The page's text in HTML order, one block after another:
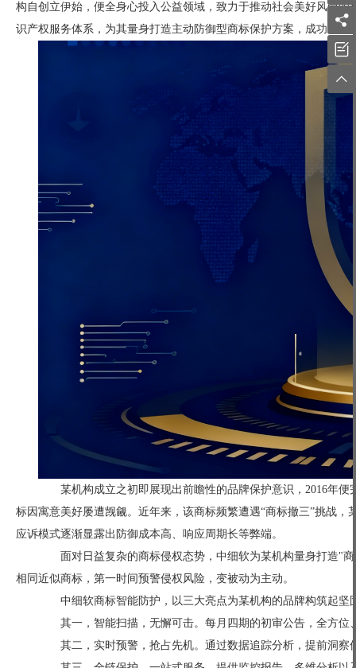
构自创立伊始，便全身心投入公益领域，致力于推动社会美好风尚
识产权服务体系，为其量身打造主动防御型商标保护方案，成功构建
某机构成立之初即展现出前瞻性的品牌保护意识，2016年便
标因寓意美好屡遭觊觎。近年来，该商标频繁遭遇“商标撤三”挑战
应诉模式逐渐显露出防御成本高、响应周期长等弊端。
面对日益复杂的商标侵权态势，中细软为某机构量身打造"商
相同近似商标，第一时间预警侵权风险，变被动为主动。
中细软商标智能防护，以三大亮点为某机构的品牌构筑起坚
其一，智能扫描，无懈可击。每月四期的初审公告，全方位
其二，实时预警，抢占先机。通过数据追踪分析，提前洞察


